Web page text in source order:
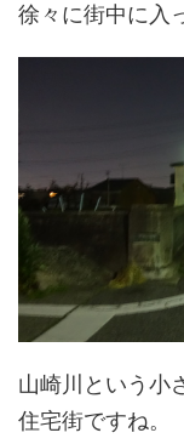
徐々に街中に入
山崎川という小
住宅街ですね。